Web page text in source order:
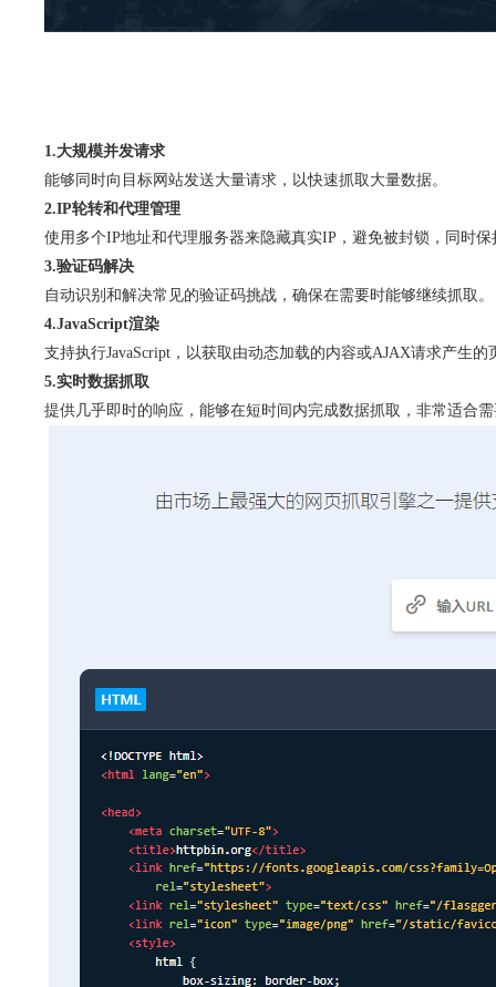
1.大规模并发请求
能够同时向目标网站发送大量请求，以快速抓取大量数据。
2.IP轮转和代理管理
使用多个IP地址和代理服务器来隐藏真实IP，避免被封锁，同时
3.验证码解决
自动识别和解决常见的验证码挑战，确保在需要时能够继续抓取。
4.JavaScript渲染
支持执行JavaScript，以获取由动态加载的内容或AJAX请求产生的
5.实时数据抓取
提供几乎即时的响应，能够在短时间内完成数据抓取，非常适合